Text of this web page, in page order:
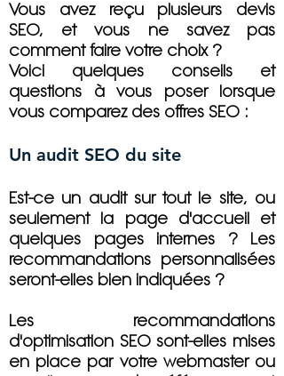
Vous avez reçu plusieurs devis
SEO, et vous ne savez pas
comment faire votre choix ?
Voici quelques conseils et
questions à vous poser lorsque
vous comparez des offres SEO :
Un audit SEO du site
Est-ce un audit sur tout le site, ou
seulement la page d'accueil et
quelques pages internes ? Les
recommandations personnalisées
seront-elles bien indiquées ?
Les recommandations
d'optimisation SEO sont-elles mises
en place par votre webmaster ou